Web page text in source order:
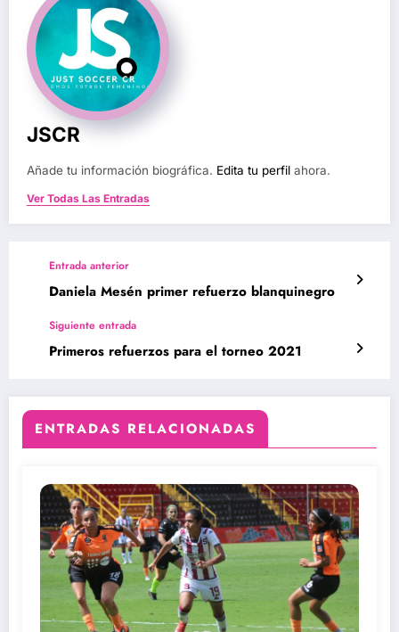
JSCR
Añade tu información biográfica. Edita tu perfil ahora.
Ver Todas Las Entradas
Entrada anterior
Daniela Mesén primer refuerzo blanquinegro
Siguiente entrada
Primeros refuerzos para el torneo 2021
ENTRADAS RELACIONADAS